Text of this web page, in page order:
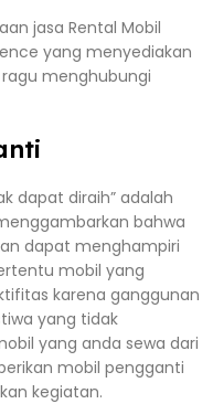
jasa Rental Mobil
yang menyediakan
menghubungi
dapat diraih” adalah
bahwa
dapat menghampiri
mobil yang
karena ganggunan
yang tidak
yang anda sewa dari
mobil pengganti
kegiatan.